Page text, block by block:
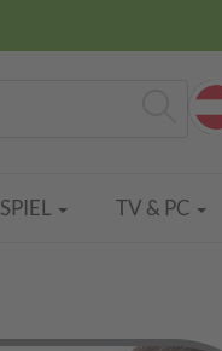
Suchen
SPIEL TV & PC